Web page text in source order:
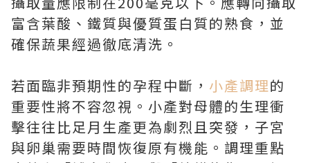
富含葉酸、鐵質與優質蛋白質的熟食，並
確保蔬果經過徹底清洗。
若面臨非預期性的孕程中斷， 小產調理的
重要性將不容忽視。小產對母體的生理衝
擊往往比足月生產更為劇烈且突發，子宮
與卵巢需要時間恢復原有機能。調理重點